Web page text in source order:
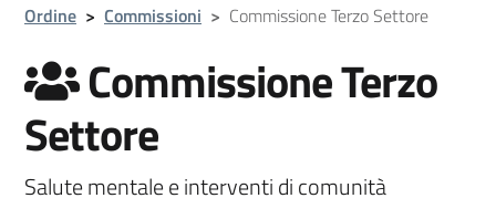
Ordine > Commissioni > Commissione Terzo Settore
Commissione Terzo
Settore
Salute mentale e interventi di comunità